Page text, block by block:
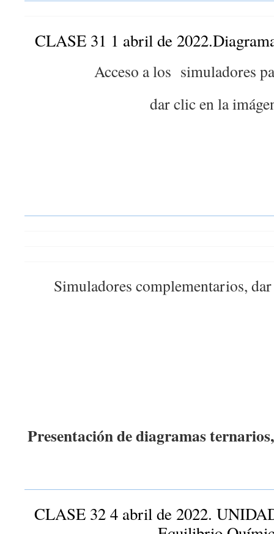
CLASE 31 1 abril de
Acceso a los simuladores
dar clic en la
Simuladores complementarios,
Presentación de diagramas
CLASE 32 4 abril de 2022.